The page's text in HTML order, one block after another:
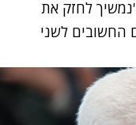
לחזק את
החשובים לשני